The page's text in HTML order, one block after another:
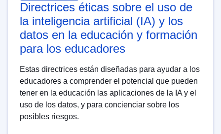
Directrices éticas sobre el uso de
la inteligencia artificial (IA) y los
datos en la educación y formación
para los educadores
Estas directrices están diseñadas para ayudar a los
educadores a comprender el potencial que pueden
tener en la educación las aplicaciones de la IA y el
uso de los datos, y para concienciar sobre los
posibles riesgos.